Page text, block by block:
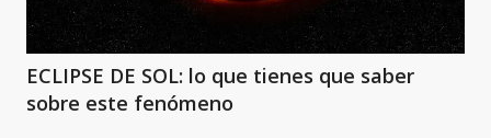
ECLIPSE DE SOL: lo que tienes que saber
sobre este fenómeno